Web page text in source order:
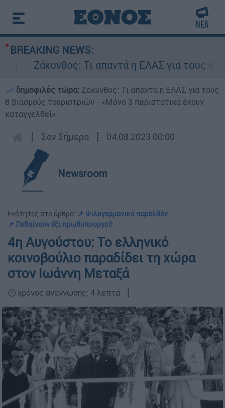
BREAKING NEWS:
Ζάκυνθος: Τι απαντά η ΕΛΑΣ για τους 8
δημοφιλές τώρα: Ζάκυνθος: Τι απαντά η ΕΛΑΣ για τους
8 βιασμούς τουριστριών - «Μόνο 3 περιστατικά έχουν
καταγγελθεί»
┋ Σαν Σήμερα ┋ 04.08.2023 00:00
Newsroom
Ενότητες στο άρθρο: 📌 Φιλογερμανικό παρελθόν
📌 Πεθαίνουν έξι πρωθυπουργοί!
4η Αυγούστου: Το ελληνικό
κοινοβούλιο παραδίδει τη χώρα
στον Ιωάννη Μεταξά
🕛 χρόνος ανάγνωσης: 4 λεπτά ┋